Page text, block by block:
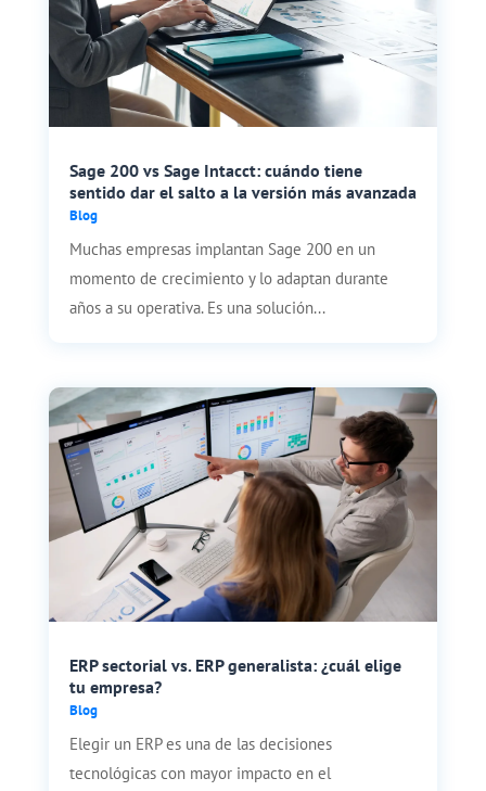
Sage 200 vs Sage Intacct: cuándo tiene
sentido dar el salto a la versión más avanzada
Blog
Muchas empresas implantan Sage 200 en un
momento de crecimiento y lo adaptan durante
años a su operativa. Es una solución...
ERP sectorial vs. ERP generalista: ¿cuál elige
tu empresa?
Blog
Elegir un ERP es una de las decisiones
tecnológicas con mayor impacto en el